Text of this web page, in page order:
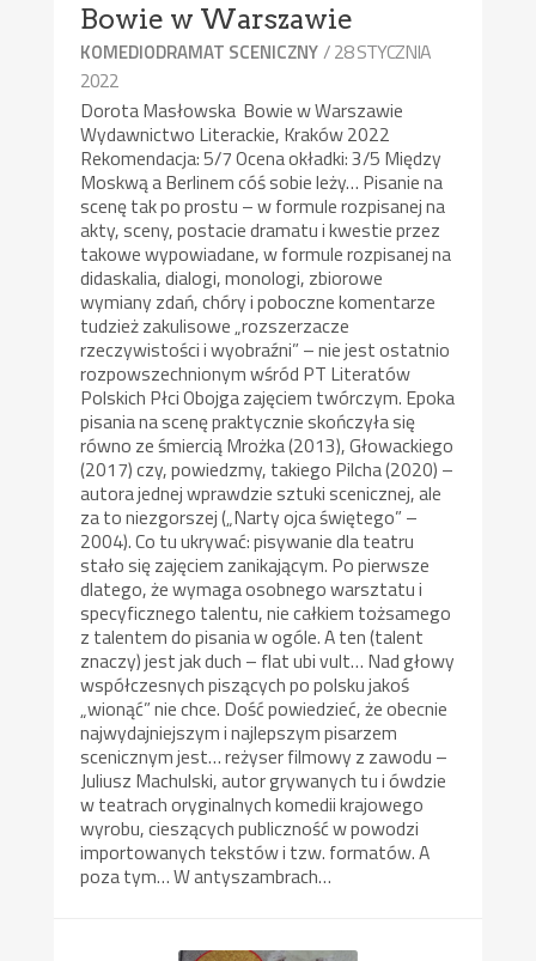
Bowie w Warszawie
KOMEDIODRAMAT SCENICZNY/ 28 STYCZNIA
2022
Dorota Masłowska Bowie w Warszawie
Wydawnictwo Literackie, Kraków 2022
Rekomendacja: 5/7 Ocena okładki: 3/5 Między
Moskwą a Berlinem cóś sobie leży… Pisanie na
scenę tak po prostu – w formule rozpisanej na
akty, sceny, postacie dramatu i kwestie przez
takowe wypowiadane, w formule rozpisanej na
didaskalia, dialogi, monologi, zbiorowe
wymiany zdań, chóry i poboczne komentarze
tudzież zakulisowe „rozszerzacze
rzeczywistości i wyobraźni” – nie jest ostatnio
rozpowszechnionym wśród PT Literatów
Polskich Płci Obojga zajęciem twórczym. Epoka
pisania na scenę praktycznie skończyła się
równo ze śmiercią Mrożka (2013), Głowackiego
(2017) czy, powiedzmy, takiego Pilcha (2020) –
autora jednej wprawdzie sztuki scenicznej, ale
za to niezgorszej („Narty ojca świętego” –
2004). Co tu ukrywać: pisywanie dla teatru
stało się zajęciem zanikającym. Po pierwsze
dlatego, że wymaga osobnego warsztatu i
specyficznego talentu, nie całkiem tożsamego
z talentem do pisania w ogóle. A ten (talent
znaczy) jest jak duch – flat ubi vult… Nad głowy
współczesnych piszących po polsku jakoś
„wionąć” nie chce. Dość powiedzieć, że obecnie
najwydajniejszym i najlepszym pisarzem
scenicznym jest… reżyser filmowy z zawodu –
Juliusz Machulski, autor grywanych tu i ówdzie
w teatrach oryginalnych komedii krajowego
wyrobu, cieszących publiczność w powodzi
importowanych tekstów i tzw. formatów. A
poza tym… W antyszambrach…